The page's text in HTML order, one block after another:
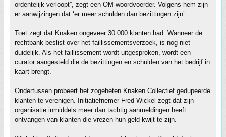
ordentelijk verloopt”, zegt een OM-woordvoerder. Volgens hem zijn
er aanwijzingen dat ‘er meer schulden dan bezittingen zijn’.
Toet zegt dat Knaken ongeveer 30.000 klanten had. Wanneer de
rechtbank beslist over het faillissementsverzoek, is nog niet
duidelijk. Als het faillissement wordt uitgesproken, wordt een
curator aangesteld die de bezittingen en schulden van het bedrijf in
kaart brengt.
Ondertussen probeert het zogeheten Knaken Collectief gedupeerde
klanten te verenigen. Initiatiefnemer Fred Wickel zegt dat zijn
organisatie inmiddels meer dan tachtig aanmeldingen heeft
ontvangen van klanten die vrezen hun geld kwijt te zijn.